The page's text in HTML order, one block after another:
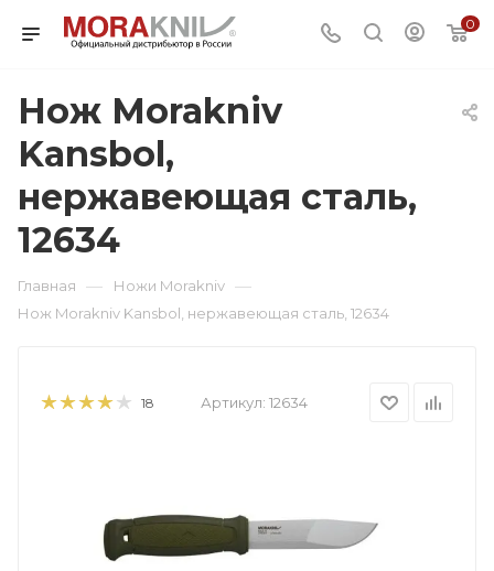
0
Нож Morakniv
Kansbol,
нержавеющая сталь,
12634
Главная — Ножи Morakniv —
Нож Morakniv Kansbol, нержавеющая сталь, 12634
18 Артикул: 12634